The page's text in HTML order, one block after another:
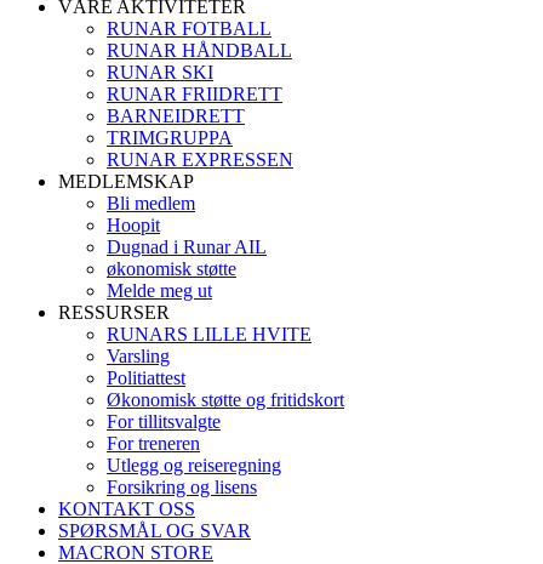
VÅRE AKTIVITETER
RUNAR FOTBALL
RUNAR HÅNDBALL
RUNAR SKI
RUNAR FRIIDRETT
BARNEIDRETT
TRIMGRUPPA
RUNAR EXPRESSEN
MEDLEMSKAP
Bli medlem
Hoopit
Dugnad i Runar AIL
økonomisk støtte
Melde meg ut
RESSURSER
RUNARS LILLE HVITE
Varsling
Politiattest
Økonomisk støtte og fritidskort
For tillitsvalgte
For treneren
Utlegg og reiseregning
Forsikring og lisens
KONTAKT OSS
SPØRSMÅL OG SVAR
MACRON STORE